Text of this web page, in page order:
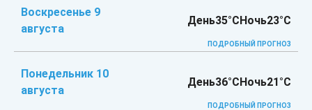
Воскресенье 9
августа
День35°CНочь23°C
ПОДРОБНЫЙ ПРОГНОЗ
Понедельник 10
августа
День36°CНочь21°C
ПОДРОБНЫЙ ПРОГНОЗ